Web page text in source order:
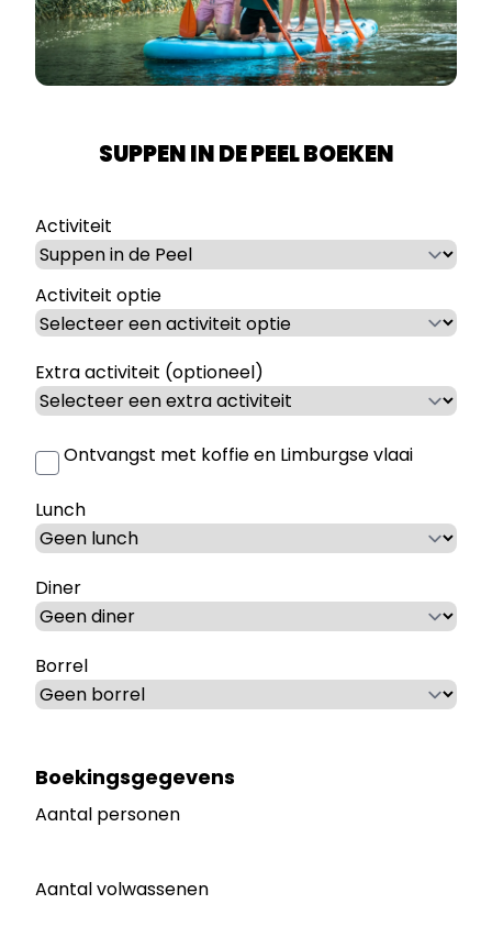
SUPPEN IN DE PEEL BOEKEN
Activiteit
Activiteit optie
Extra activiteit (optioneel)
Ontvangst met koffie en Limburgse vlaai
Lunch
Diner
Borrel
Boekingsgegevens
Aantal personen
Aantal volwassenen